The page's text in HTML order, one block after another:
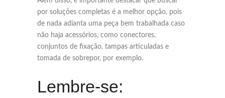
por soluções completas é a melhor opção, pois
de nada adianta uma peça bem trabalhada caso
não haja acessórios, como conectores,
conjuntos de fixação, tampas articuladas e
tomada de sobrepor, por exemplo.
Lembre-se: